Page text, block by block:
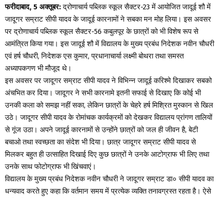
फरीदाबाद, 5 अक्तूबर:द्रोणाचार्य पब्लिक स्कूल सैक्टर-23 में आयोजित जादूई शौ में
जादूगर सम्राट सीपी यादव के जादूई कारनामों ने सबका मन मोह लिया। इस अवसर
पर द्रोणाचार्य पब्लिक स्कूल सैक्टर-56 कबुलपूर के छात्रों को भी विशेष रूप से
आमंत्रित किया गया। इस जादूई शौ में विद्यालय के मुख्य प्रबंध निदेशक नवीन चौधरी
एवं हर्ष चौधरी, निदेशक एस कुमार, प्रधानाचार्या लक्ष्मी बोथरा तथा समस्त
अध्यापकगण भी मौजूद थे।
इस अवसर पर जादूगर सम्राट सीपी यादव ने विभिन्न जादूई करिश्मे दिखाकर सबको
अंचभित कर दिया। जादूगर ने सभी कारनामे इतनी सफाई से दिखाए कि कोई भी
उनकी कला को समझ नहीं सका, लेकिन छात्रों के चेहरे हर्ष मिश्रित मुस्कान से खिल
उठे। जादूगर सीपी यादव के रोमांचक कार्यक्रमों को देखकर विद्यालय प्रांगण तालियों
से गूंज उठा। अपने जादूई कारनामों से उन्होंने छात्रों को जल ही जीवन है, बेटी
बचाओ तथा स्वच्छता का संदेश भी दिया। छात्र जादूगर सम्राट सीपी यादव से
मिलकर बहुत ही उत्साहित दिखाई दिए कुछ छात्रों ने उनके आटोग्राफ भी लिए तथा
उनके साथ फोटोग्राफ भी खिंचवाएं।
विद्यालय के मुख्य प्रबंध निदेशक नवीन चौधरी ने जादूगर सम्राट डा० सीपी यादव का
धन्यवाद करते हुए कहा कि वर्तमान समय में प्रत्येक व्यक्ति तनावग्रस्त रहता है। ऐसे